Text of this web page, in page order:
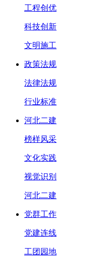
工程创优
科技创新
文明施工
政策法规
法律法规
行业标准
河北二建
榜样风采
文化实践
视觉识别
河北二建
党群工作
党建连线
工团园地